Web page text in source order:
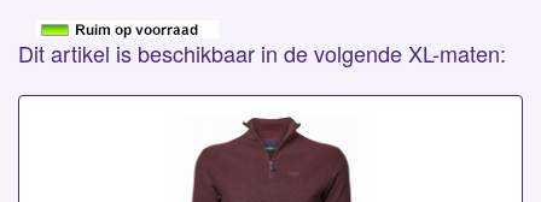
Dit artikel is beschikbaar in de volgende XL-maten: